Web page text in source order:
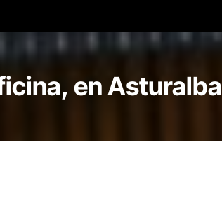
en Asturalba